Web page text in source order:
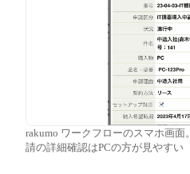
rakumo ワークフローのスマホ画
請の詳細確認はPCの方が見やすい